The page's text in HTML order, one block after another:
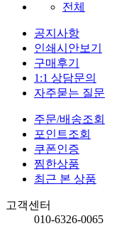
전체
공지사항
인쇄시안보기
구매후기
1:1 상담문의
자주묻는 질문
주문/배송조회
포인트조회
쿠폰인증
찜한상품
최근 본 상품
고객센터
010-6326-0065